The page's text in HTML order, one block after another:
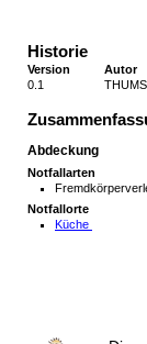
Historie
Version Autor
0.1
Abdeckung
Notfallarten
Notfallorte
Küche